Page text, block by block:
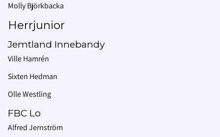
Molly Björkbacka
Herrjunior
Jemtland Innebandy
Ville Hamrén
Sixten Hedman
Olle Westling
FBC Lo
Alfred Jernström